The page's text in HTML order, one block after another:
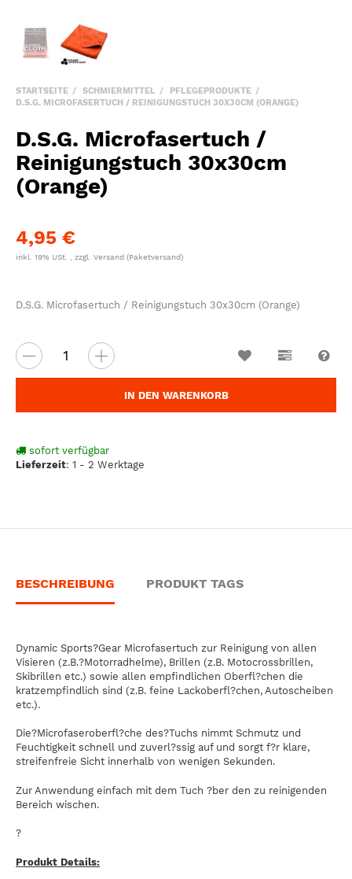
STARTSEITE SCHMIERMITTEL
PFLEGEPRODUKTE
D.S.G. MICROFASERTUCH / REINIGUNGSTUCH 30X30CM (ORANGE)
D.S.G. Microfasertuch /
Reinigungstuch 30x30cm
(Orange)
4,95 €
inkl. 19% USt. , zzgl. Versand (Paketversand)
D.S.G. Microfasertuch / Reinigungstuch 30x30cm (Orange)
IN DEN WARENKORB
sofort verfügbar
Lieferzeit: 1 - 2 Werktage
Wunschzettel
BESCHREIBUNG PRODUKT TAGS
Dynamic Sports?Gear Microfasertuch zur Reinigung von allen
Visieren (z.B.?Motorradhelme), Brillen (z.B. Motocrossbrillen,
Skibrillen etc.) sowie allen empfindlichen Oberfl?chen die
kratzempfindlich sind (z.B. feine Lackoberfl?chen, Autoscheiben
etc.).
Die?Microfaseroberfl?che des?Tuchs nimmt Schmutz und
Feuchtigkeit schnell und zuverl?ssig auf und sorgt f?r klare,
streifenfreie Sicht innerhalb von wenigen Sekunden.
Zur Anwendung einfach mit dem Tuch ?ber den zu reinigenden
Bereich wischen.
?
Produkt Details: